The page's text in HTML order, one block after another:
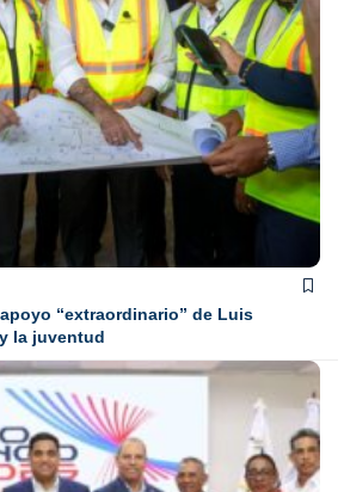
“extraordinario” de Luis
la juventud